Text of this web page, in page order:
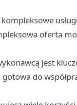
oferta
jest
do